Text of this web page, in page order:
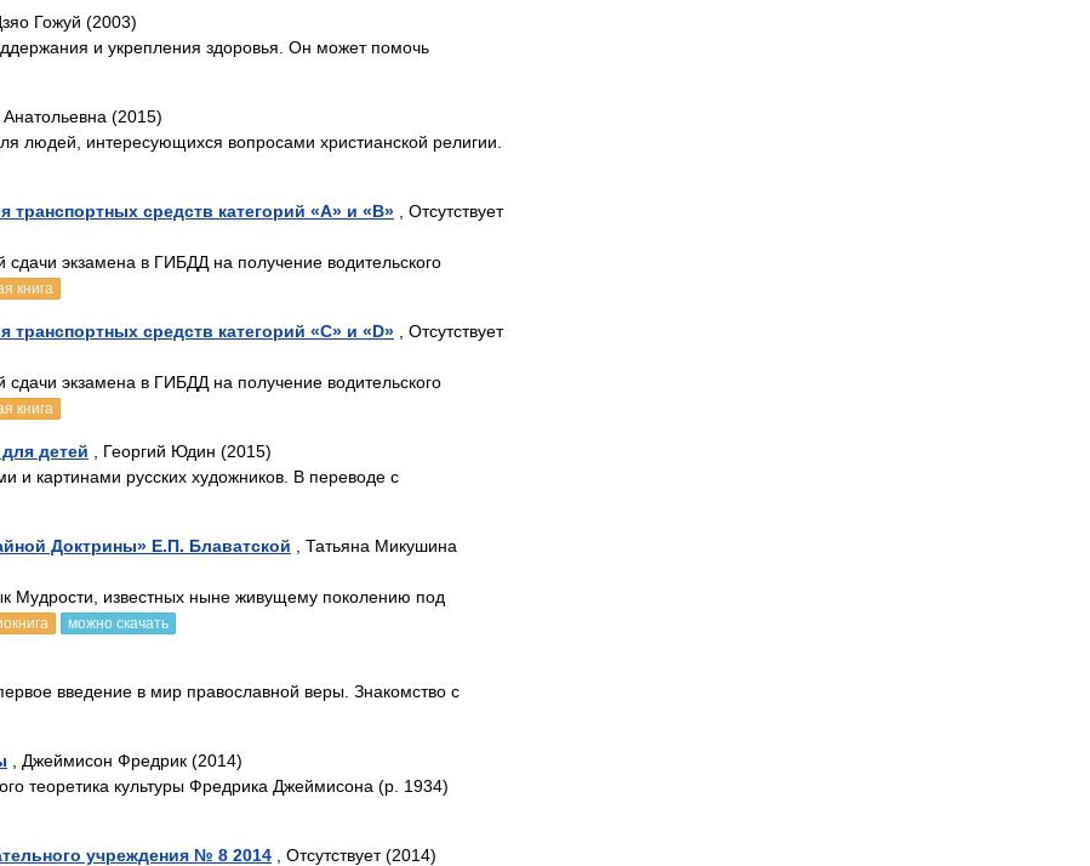
Гожуй (2003)
и укрепления здоровья. Он может помочь
(2015)
людей, интересующихся вопросами христианской религии.
средств категорий «A» и «B» , Отсутствует
экзамена в ГИБДД на получение водительского
книга
средств категорий «C» и «D» , Отсутствует
экзамена в ГИБДД на получение водительского
книга
детей , Георгий Юдин (2015)
и картинами русских художников. В переводе с
Доктрины» Е.П. Блаватской , Татьяна Микушина
Мудрости, известных ныне живущему поколению под
можно скачать
введение в мир православной веры. Знакомство с
, Джеймисон Фредрик (2014)
теоретика культуры Фредрика Джеймисона (р. 1934)
учреждения № 8 2014 , Отсутствует (2014)